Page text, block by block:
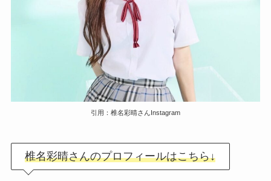
引用：椎名彩晴さんInstagram
椎名彩晴さんのプロフィールはこちら↓